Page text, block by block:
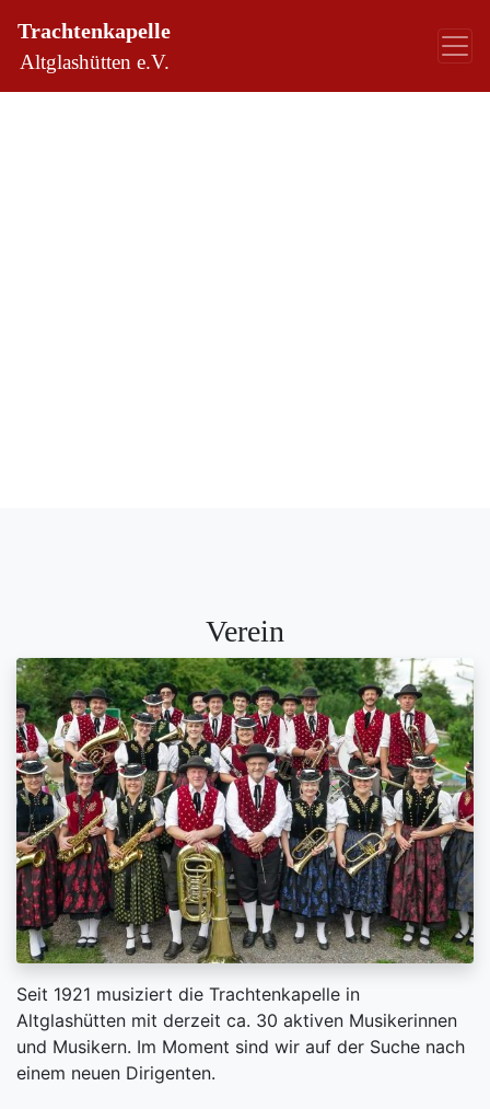
Trachtenkapelle
Altglashütten e.V.
Verein
Seit 1921 musiziert die Trachtenkapelle in
Altglashütten mit derzeit ca. 30 aktiven Musikerinnen
und Musikern. Im Moment sind wir auf der Suche nach
einem neuen Dirigenten.